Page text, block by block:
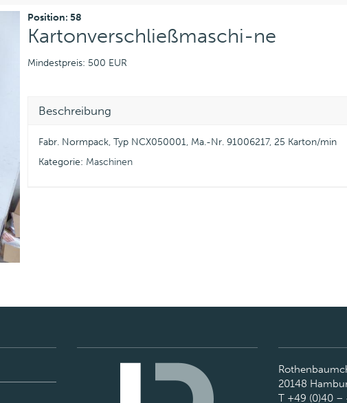
Position: 58
Kartonverschließmaschi-ne
Mindestpreis: 500 EUR
Beschreibung
Fabr. Normpack, Typ NCX050001, Ma.-Nr. 91006217, 25 Karton/min
Kategorie: Maschinen
20148
T +49 (0)40